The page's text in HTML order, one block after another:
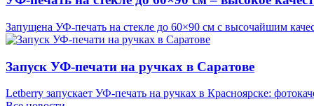
Запущена УФ-печать на стекле до 60×90 см с высочайшим
Запуск УФ-печати на ручках в Саратове
Letberry запускает УФ-печать на ручках в Красноярске: